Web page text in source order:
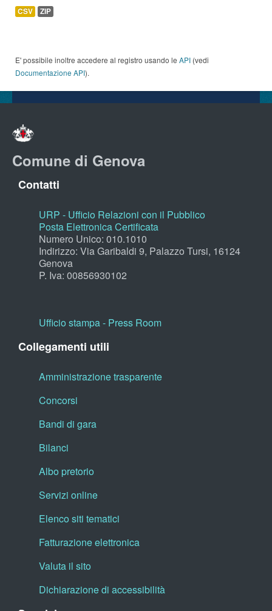
CSV ZIP
E' possibile inoltre accedere al registro usando le API (vedi
Documentazione API).
Comune di Genova
Contatti
URP - Ufficio Relazioni con il Pubblico
Posta Elettronica Certificata
Numero Unico: 010.1010
Indirizzo: Via Garibaldi 9, Palazzo Tursi, 16124
Genova
P. Iva: 00856930102
Ufficio stampa - Press Room
Collegamenti utili
Amministrazione trasparente
Concorsi
Bandi di gara
Bilanci
Albo pretorio
Servizi online
Elenco siti tematici
Fatturazione elettronica
Valuta il sito
Dichiarazione di accessibilità